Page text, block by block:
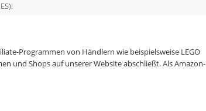
Programmen von Händlern wie beispielsweise LEGO
und Shops auf unserer Website abschließt. Als Amazon-